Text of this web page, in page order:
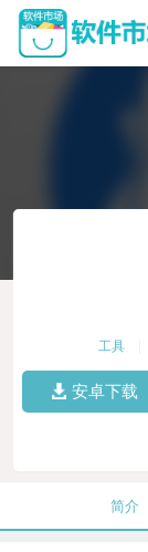
工具
安卓下载
简介